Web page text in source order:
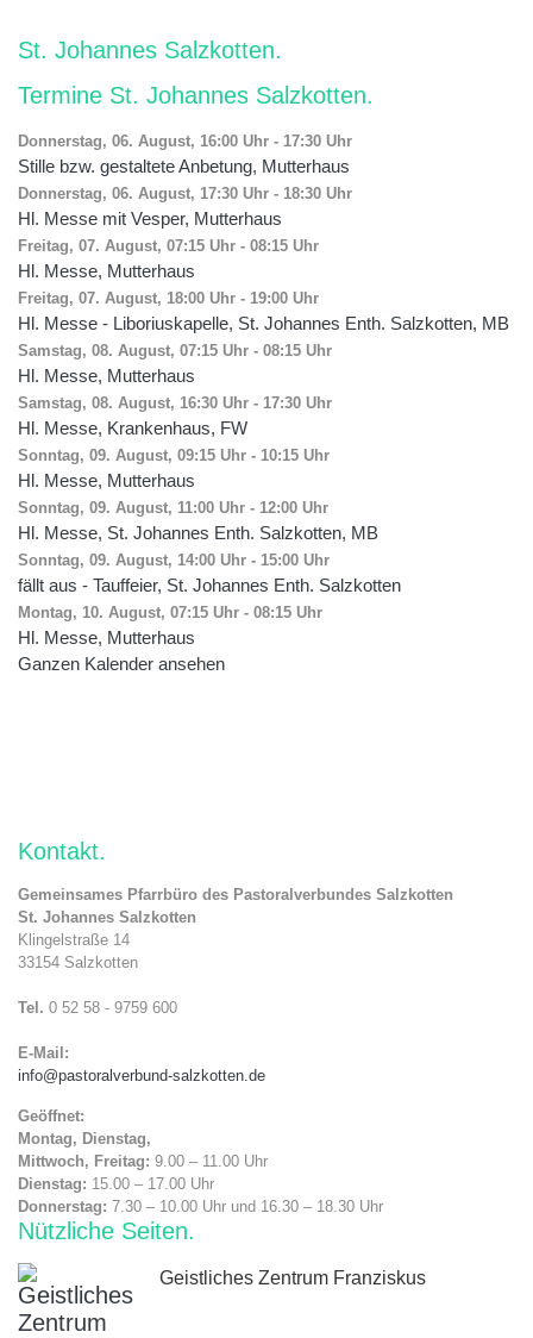
St. Johannes Salzkotten
Termine St. Johannes Salzkotten
Donnerstag, 06. August, 16:00 Uhr - 17:30 Uhr
Stille bzw. gestaltete Anbetung, Mutterhaus
Donnerstag, 06. August, 17:30 Uhr - 18:30 Uhr
Hl. Messe mit Vesper, Mutterhaus
Freitag, 07. August, 07:15 Uhr - 08:15 Uhr
Hl. Messe, Mutterhaus
Freitag, 07. August, 18:00 Uhr - 19:00 Uhr
Hl. Messe - Liboriuskapelle, St. Johannes Enth. Salzkotten, MB
Samstag, 08. August, 07:15 Uhr - 08:15 Uhr
Hl. Messe, Mutterhaus
Samstag, 08. August, 16:30 Uhr - 17:30 Uhr
Hl. Messe, Krankenhaus, FW
Sonntag, 09. August, 09:15 Uhr - 10:15 Uhr
Hl. Messe, Mutterhaus
Sonntag, 09. August, 11:00 Uhr - 12:00 Uhr
Hl. Messe, St. Johannes Enth. Salzkotten, MB
Sonntag, 09. August, 14:00 Uhr - 15:00 Uhr
fällt aus - Tauffeier, St. Johannes Enth. Salzkotten
Montag, 10. August, 07:15 Uhr - 08:15 Uhr
Hl. Messe, Mutterhaus
Ganzen Kalender ansehen
Kontakt
Gemeinsames Pfarrbüro des Pastoralverbundes Salzkotten
St. Johannes Salzkotten
Klingelstraße 14
33154 Salzkotten
Tel. 0 52 58 - 9759 600
E-Mail:
info@pastoralverbund-salzkotten.de
Geöffnet:
Montag, Dienstag,
Mittwoch, Freitag: 9.00 – 11.00 Uhr
Dienstag: 15.00 – 17.00 Uhr
Donnerstag: 7.30 – 10.00 Uhr und 16.30 – 18.30 Uhr
Nützliche Seiten
Geistliches Zentrum Franziskus